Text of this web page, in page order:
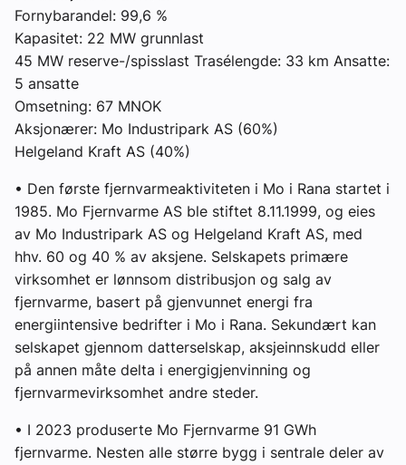
Fornybarandel: 99,6 %
Kapasitet: 22 MW grunnlast
45 MW reserve-/spisslast Trasélengde: 33 km Ansatte:
5 ansatte
Omsetning: 67 MNOK
Aksjonærer: Mo Industripark AS (60%)
Helgeland Kraft AS (40%)
• Den første fjernvarmeaktiviteten i Mo i Rana startet i
1985. Mo Fjernvarme AS ble stiftet 8.11.1999, og eies
av Mo Industripark AS og Helgeland Kraft AS, med
hhv. 60 og 40 % av aksjene. Selskapets primære
virksomhet er lønnsom distribusjon og salg av
fjernvarme, basert på gjenvunnet energi fra
energiintensive bedrifter i Mo i Rana. Sekundært kan
selskapet gjennom datterselskap, aksjeinnskudd eller
på annen måte delta i energigjenvinning og
fjernvarmevirksomhet andre steder.
• I 2023 produserte Mo Fjernvarme 91 GWh
fjernvarme. Nesten alle større bygg i sentrale deler av